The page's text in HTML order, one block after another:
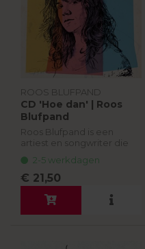
ROOS BLUFPAND
CD 'Hoe dan' | Roos
Blufpand
Roos Blufpand is een
artiest en songwriter die
haar naam heeft staan en
al meer dan tien jaar op de
planken staat met haar
eigen muz...
2-5 werkdagen
€ 21,50